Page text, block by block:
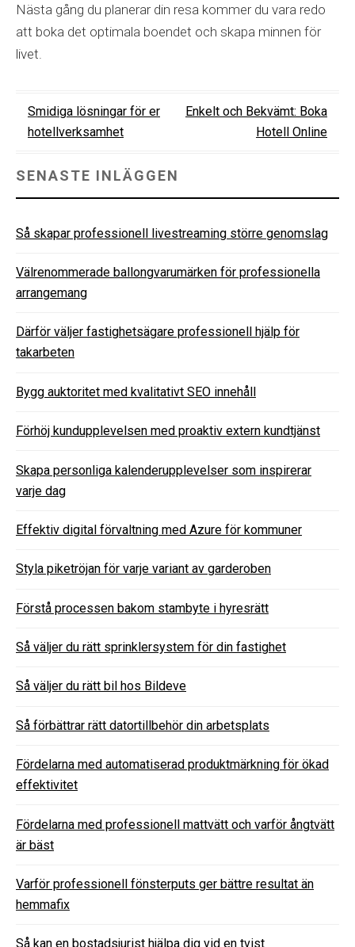
Nästa gång du planerar din resa kommer du vara redo
att boka det optimala boendet och skapa minnen för
livet.
Inläggsnavigering
Smidiga lösningar för er
hotellverksamhet
Enkelt och Bekvämt: Boka
Hotell Online
SENASTE INLÄGGEN
Så skapar professionell livestreaming större genomslag
Välrenommerade ballongvarumärken för professionella
arrangemang
Därför väljer fastighetsägare professionell hjälp för
takarbeten
Bygg auktoritet med kvalitativt SEO innehåll
Förhöj kundupplevelsen med proaktiv extern kundtjänst
Skapa personliga kalenderupplevelser som inspirerar
varje dag
Effektiv digital förvaltning med Azure för kommuner
Styla piketröjan för varje variant av garderoben
Förstå processen bakom stambyte i hyresrätt
Så väljer du rätt sprinklersystem för din fastighet
Så väljer du rätt bil hos Bildeve
Så förbättrar rätt datortillbehör din arbetsplats
Fördelarna med automatiserad produktmärkning för ökad
effektivitet
Fördelarna med professionell mattvätt och varför ångtvätt
är bäst
Varför professionell fönsterputs ger bättre resultat än
hemmafix
Så kan en bostadsjurist hjälpa dig vid en tvist